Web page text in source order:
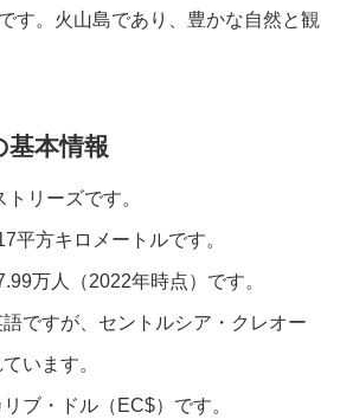
す。火山島であり、豊かな自然と観
本情報
リーズです。
平方キロメートルです。
万人（2022年時点）です。
ですが、セントルシア・クレオー
います。
ブ・ドル（EC$）です。